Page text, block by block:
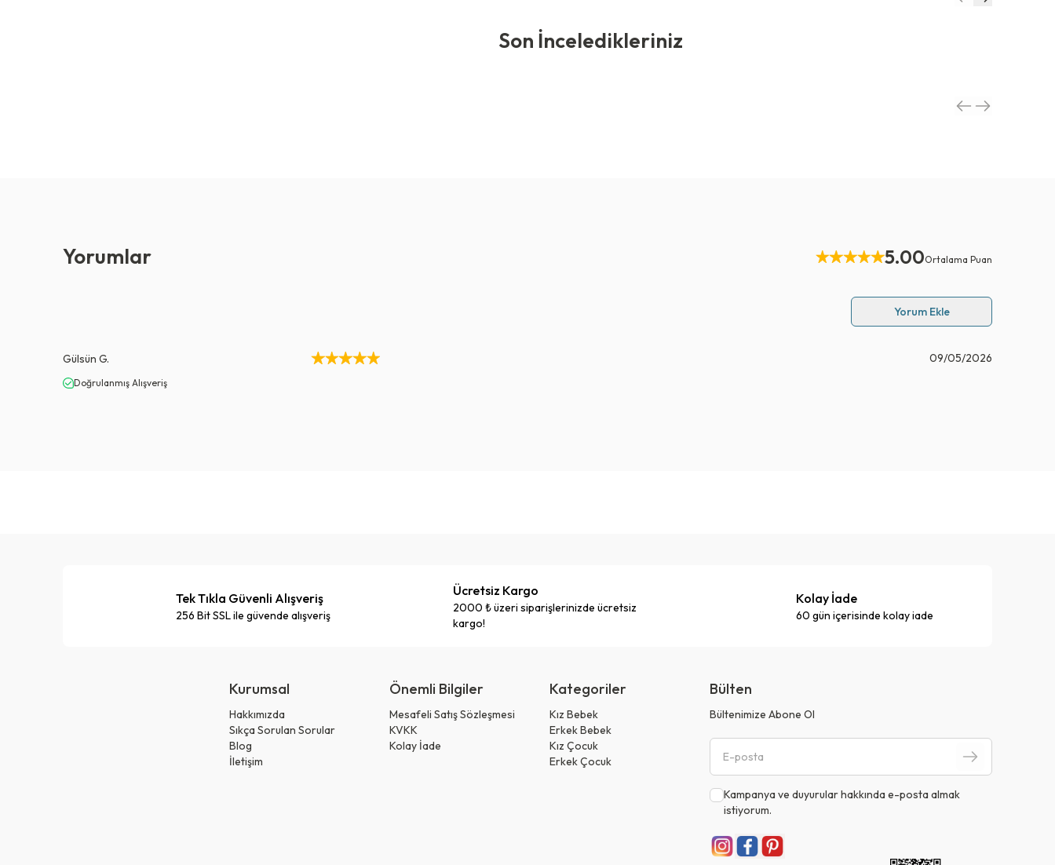
Son İnceledikleriniz
Yorumlar 5.00Ortalama Puan
Yorum Ekle
Gülsün G.
Doğrulanmış Alışveriş
09/05/2026
Tek Tıkla Güvenli Alışveriş
256 Bit SSL ile güvende alışveriş
Ücretsiz Kargo
2000 ₺ üzeri siparişlerinizde ücretsiz
kargo!
Kolay İade
60 gün içerisinde kolay iade
Kurumsal
Hakkımızda
Sıkça Sorulan Sorular
Blog
İletişim
Önemli Bilgiler
Mesafeli Satış Sözleşmesi
KVKK
Kolay İade
Kategoriler
Kız Bebek
Erkek Bebek
Kız Çocuk
Erkek Çocuk
Bülten
Bültenimize Abone Ol
Kampanya ve duyurular hakkında e-posta almak
istiyorum.